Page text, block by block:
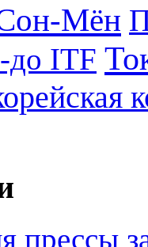
Мён
до ITF
прессы